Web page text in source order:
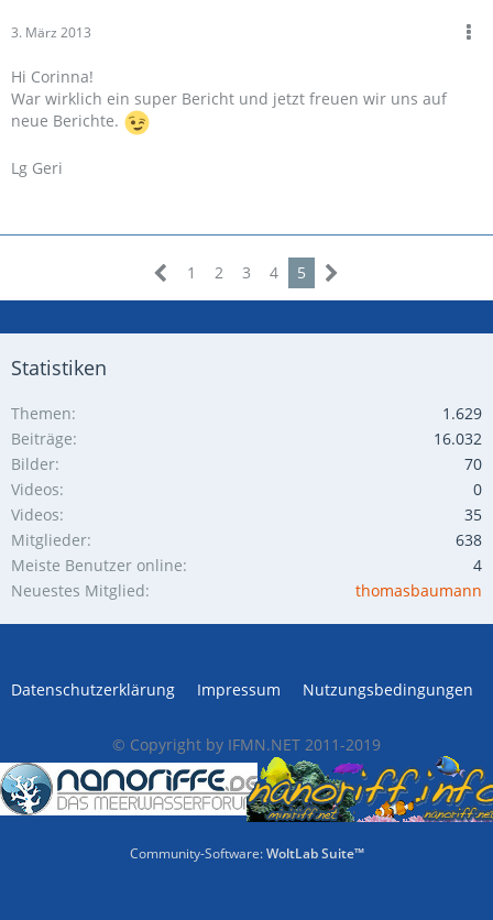
3. März 2013
Hi Corinna!
War wirklich ein super Bericht und jetzt freuen wir uns auf
neue Berichte.
Lg Geri
1 2 3 4 5
Statistiken
Themen
1.629
Beiträge
16.032
Bilder
70
Videos
0
Videos
35
Mitglieder
638
Meiste Benutzer online
4
Neuestes Mitglied
thomasbaumann
Datenschutzerklärung Impressum Nutzungsbedingungen
© Copyright by IFMN.NET 2011-2019
Community-Software:WoltLab Suite™